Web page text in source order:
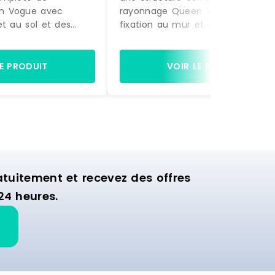
Vogue avec
au sol et des
être montée.
et de 2 bras
structure est
PRODUIT
rayonnage Queen Vogue avec
fixation au mur et au sol et des
la photo, prête à être montée.
Equipée de 4 étagères et de 2
de suspension, cette structure
VOIR LE PRODUIT
et recevez des offres
heures.